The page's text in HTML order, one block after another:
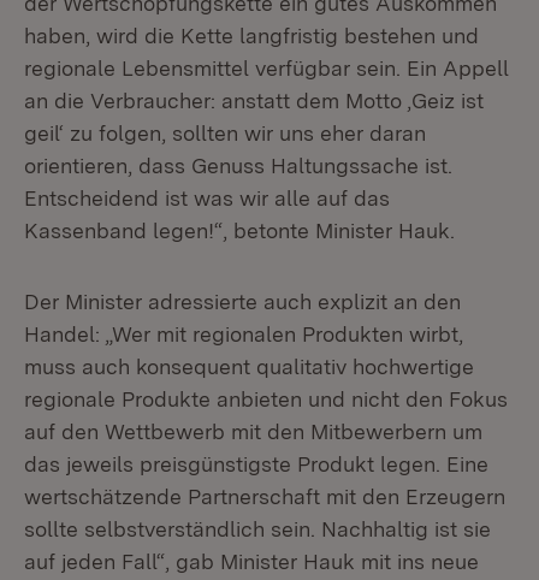
haben, wird die Kette langfristig bestehen und
regionale Lebensmittel verfügbar sein. Ein Appell
an die Verbraucher: anstatt dem Motto ‚Geiz ist
geil‘ zu folgen, sollten wir uns eher daran
orientieren, dass Genuss Haltungssache ist.
Entscheidend ist was wir alle auf das
Kassenband legen!“, betonte Minister Hauk.
Der Minister adressierte auch explizit an den
Handel: „Wer mit regionalen Produkten wirbt,
muss auch konsequent qualitativ hochwertige
regionale Produkte anbieten und nicht den Fokus
auf den Wettbewerb mit den Mitbewerbern um
das jeweils preisgünstigste Produkt legen. Eine
wertschätzende Partnerschaft mit den Erzeugern
sollte selbstverständlich sein. Nachhaltig ist sie
auf jeden Fall“, gab Minister Hauk mit ins neue